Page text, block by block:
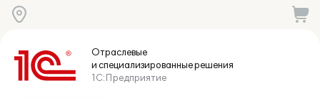
Отраслевые
и специализированныерешения
1С:Предприятие